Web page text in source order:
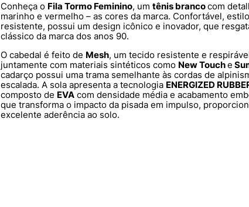
Conheça o Fila Tormo Feminino, um tênis brancocom
marinho e vermelho – as cores da marca. Confortável,
resistente, possui um design icônico e inovador, que
clássico da marca dos anos 90.
O cabedal é feito de Mesh, um tecido resistente e
juntamente com materiais sintéticos como New Touche
cadarço possui uma trama semelhante às cordas de
escalada. A sola apresenta a tecnologia ENERGIZED
composto de EVA com densidade média e acabamento
que transforma o impacto da pisada em impulso,
excelente aderência ao solo.